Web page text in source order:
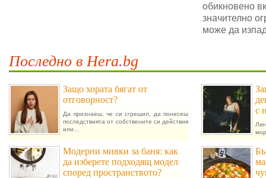
обикновено
значително
може да
Последно в Hera.bg
Защо хората бягат от
отговорност?
Да признаеш, че си сгрешил, да понесеш
последствията от собствените си действия
или...
с
Модерни мивки за баня: как
да изберете подходящ модел
според пространството?